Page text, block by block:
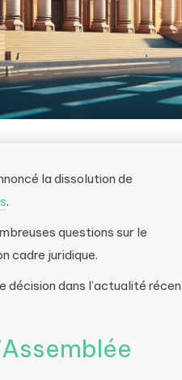
la dissolution de
.
questions sur le
cadre juridique.
dans l’actualité